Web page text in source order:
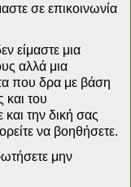
σε επικοινωνία
είμαστε μια
αλλά μια
που δρα με βάση
και του
την δική σας
να βοηθήσετε.
μην